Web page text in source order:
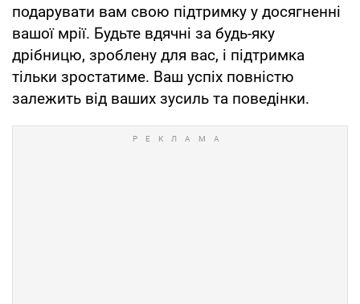
подарувати вам свою підтримку у досягненні
вашої мрії. Будьте вдячні за будь-яку
дрібницю, зроблену для вас, і підтримка
тільки зростатиме. Ваш успіх повністю
залежить від ваших зусиль та поведінки.